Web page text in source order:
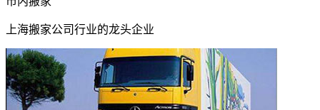
上海搬家公司行业的龙头企业